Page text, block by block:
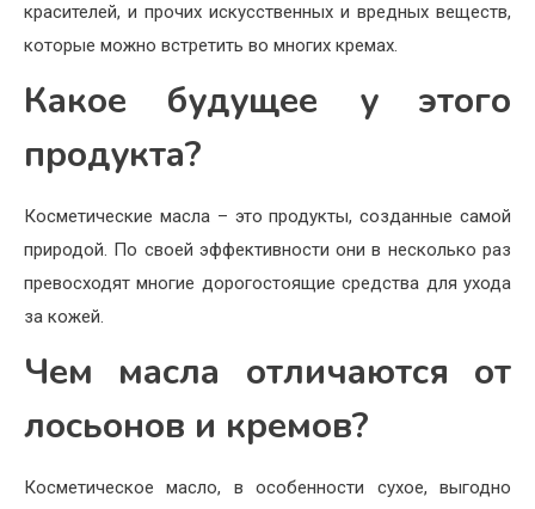
красителей, и прочих искусственных и вредных веществ,
которые можно встретить во многих кремах.
Какое будущее у этого
продукта?
Косметические масла – это продукты, созданные самой
природой. По своей эффективности они в несколько раз
превосходят многие дорогостоящие средства для ухода
за кожей.
Чем масла отличаются от
лосьонов и кремов?
Косметическое масло, в особенности сухое, выгодно